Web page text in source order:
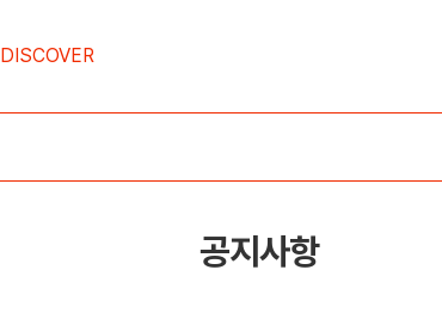
DISCOVER
공지사항